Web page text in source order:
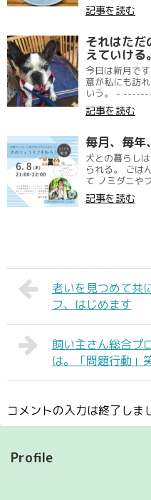
記事を読む
それはただ
えていける。
今日は新月で
意が私にも訪
いう。 -
記事を読む
毎月、毎年
犬との暮らし
られる。 ごは
て ノミダニや
記事を読む
老いを見つめて共
フ、はじめます
飼い主さん総合プ
は。「問題行動」
コメントの入力は終了しま
Profile